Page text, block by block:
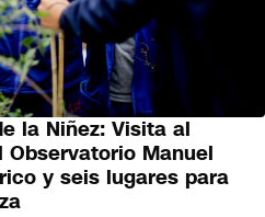
la Niñez: Visita al
Manuel
y seis lugares para